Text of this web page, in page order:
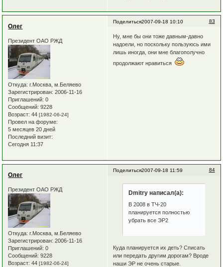
Поделиться 83
2007-09-18 10:10
Олег
Президент ОАО РЖД
Откуда: г.Москва, м.Беляево
Зарегистрирован: 2006-11-16
Приглашений: 0
Сообщений: 9228
Возраст: 44[1982-06-24]
Провел на форуме:
5 месяцев 20 дней
Последний визит:
Сегодня 11:37
Ну, мне бы они тоже давным-давно
надоели, но поскольку пользуюсь ими
лишь иногда, они мне благополучно
продолжают нравиться
Поделиться 84
2007-09-18 11:59
Олег
Президент ОАО РЖД
Откуда: г.Москва, м.Беляево
Зарегистрирован: 2006-11-16
Приглашений: 0
Сообщений: 9228
Возраст: 44[1982-06-24]
Dmitry написал(а):
В 2008 в ТЧ-20
планируется полностью
убрать все ЭР2
Куда планируется их деть? Списать
или передать другим дорогам? Вроде
наши ЭР не очень старые.